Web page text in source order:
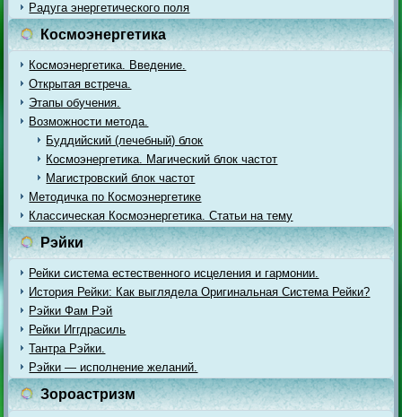
Радуга энергетического поля
Космоэнергетика
Космоэнергетика. Введение.
Открытая встреча.
Этапы обучения.
Возможности метода.
Буддийский (лечебный) блок
Космоэнергетика. Магический блок частот
Магистровский блок частот
Методичка по Космоэнергетике
Классическая Космоэнергетика. Статьи на тему
Рэйки
Рейки система естественного исцеления и гармонии.
История Рейки: Как выглядела Оригинальная Система Рейки?
Рэйки Фам Рэй
Рейки Иггдрасиль
Тантра Рэйки.
Рэйки — исполнение желаний.
Зороастризм